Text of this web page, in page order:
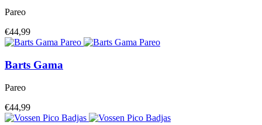
Pareo
€44,99
Barts Gama
Pareo
€44,99